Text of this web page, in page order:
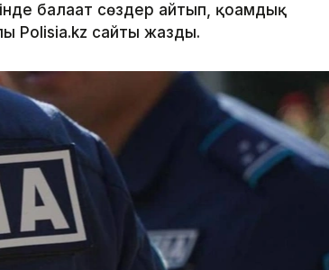
балағат сөздер айтып, қоғамдық
Polisia.kz сайты жазды.